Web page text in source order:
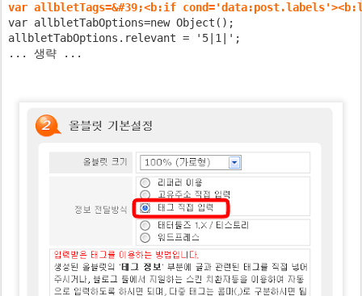
var allbletTags=&#39;<b:if
var allbletTabOptions=new Object();
allbletTabOptions.relevant = '5|1|';
... 생략 ...